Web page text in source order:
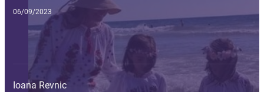
06/09/2023
Ioana Revnic